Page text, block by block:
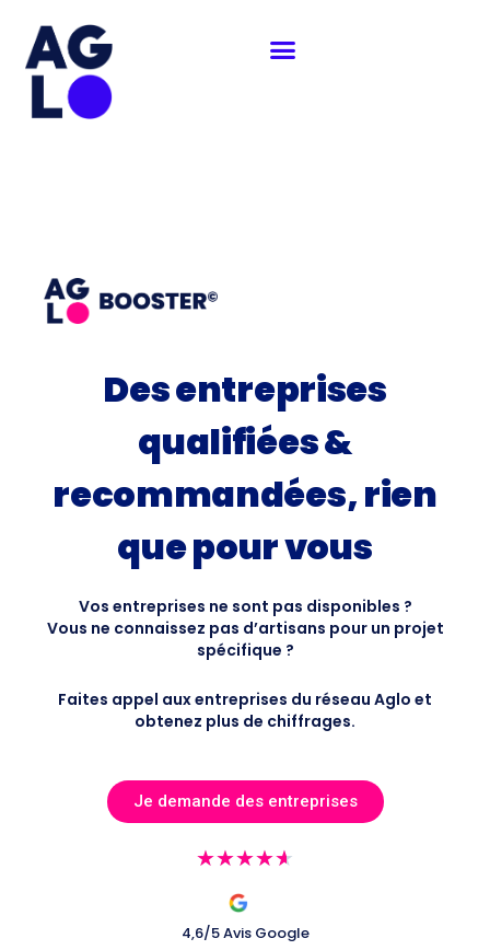
contenu
Des entreprises
qualifiées &
recommandées, rien
que pour vous
Vos entreprises ne sont pas disponibles ?
Vous ne connaissez pas d’artisans pour un projet
spécifique ?
Faites appel aux entreprises du réseau Aglo et
obtenez plus de chiffrages.
Je demande des entreprises
★★★★★
5
4,6/5 Avis Google